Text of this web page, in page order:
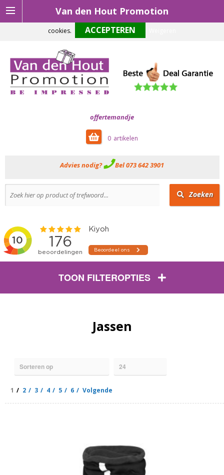
Van den Hout Promotion
offertemandje
0
Advies nodig? Bel 073 642 3901
Zoeken
TOON FILTEROPTIES
Jassen
1 2 3 4 5 6 Volgende
Om onze website optimaal te laten functioneren maken wij gebruik van
cookies.